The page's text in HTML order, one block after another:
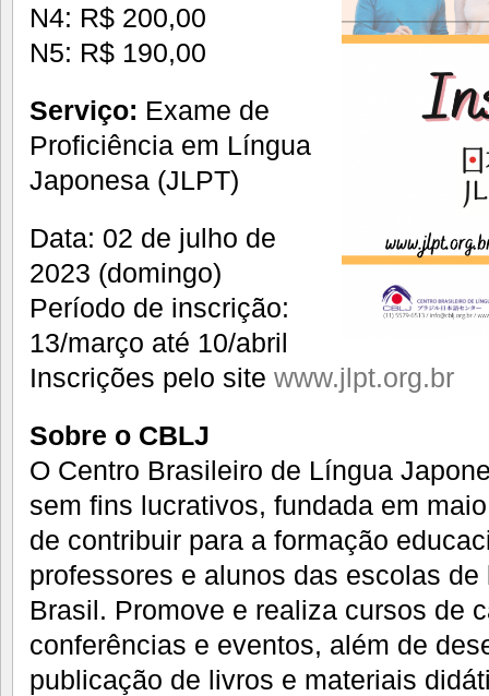
N4: R$ 200,00
N5: R$ 190,00
Serviço: Exame de
Proficiência em Língua
Japonesa (JLPT)
Data: 02 de julho de
2023 (domingo)
Período de inscrição:
13/março até 10/abril
Inscrições pelo site www.jlpt.org.br
Sobre o CBLJ
O Centro Brasileiro de Língua
sem fins lucrativos, fundada em
de contribuir para a formação
professores e alunos das escolas
Brasil. Promove e realiza cursos de
conferências e eventos, além de
publicação de livros e materiais